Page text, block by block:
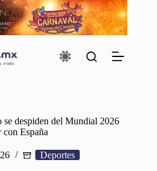
despiden del Mundial 2026
con España
Deportes